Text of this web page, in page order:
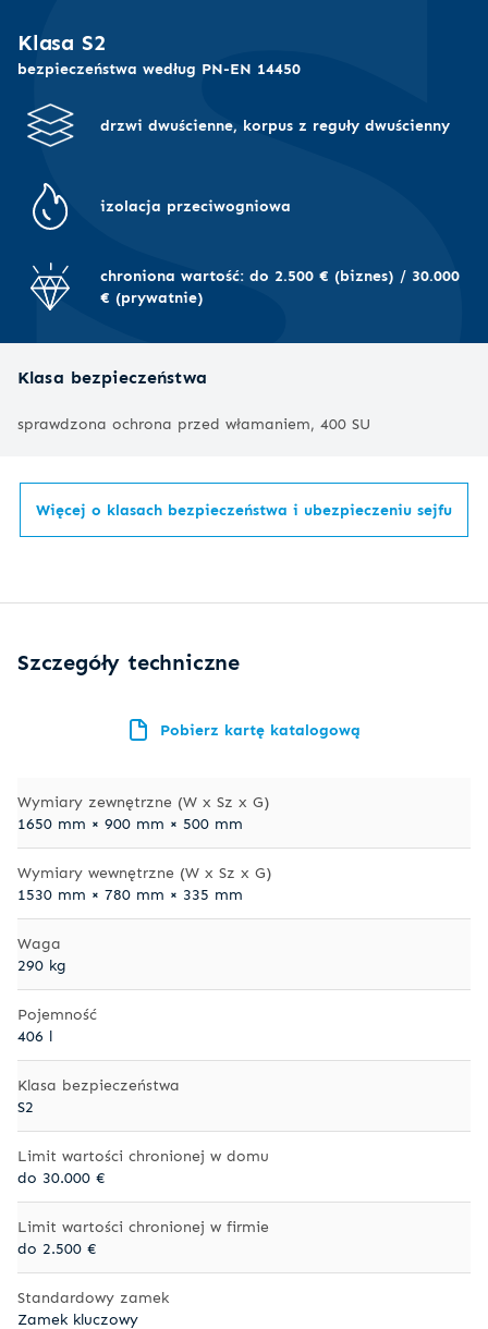
Klasa S2
bezpieczeństwa według PN-EN 14450
drzwi dwuścienne, korpus z reguły dwuścienny
izolacja przeciwogniowa
chroniona wartość: do 2.500 € (biznes) / 30.000
€ (prywatnie)
Klasa bezpieczeństwa
sprawdzona ochrona przed włamaniem, 400 SU
Więcej o klasach bezpieczeństwa i ubezpieczeniu sejfu
Szczegóły techniczne
Pobierz kartę katalogową
Wymiary zewnętrzne (W x Sz x G)
1650 mm × 900 mm × 500 mm
Wymiary wewnętrzne (W x Sz x G)
1530 mm × 780 mm × 335 mm
Waga
290 kg
Pojemność
406 l
Klasa bezpieczeństwa
S2
Limit wartości chronionej w domu
do 30.000 €
Limit wartości chronionej w firmie
do 2.500 €
Standardowy zamek
Zamek kluczowy